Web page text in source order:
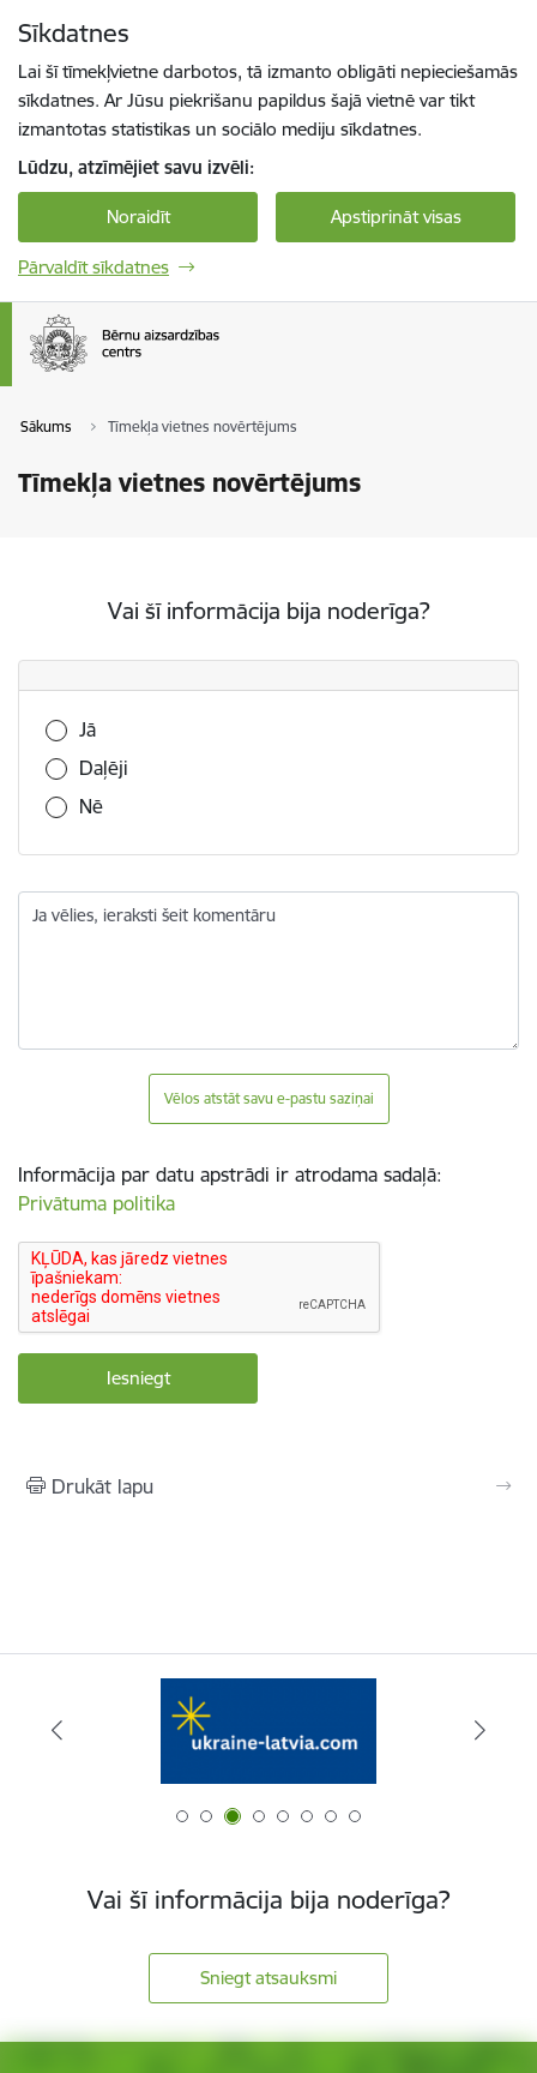
Sīkdatnes
Lai šī tīmekļvietne darbotos, tā izmanto obligāti nepieciešamās
sīkdatnes. Ar Jūsu piekrišanu papildus šajā vietnē var tikt
izmantotas statistikas un sociālo mediju sīkdatnes.
Lūdzu, atzīmējiet savu izvēli:
Noraidīt Apstiprināt visas
Pārvaldīt sīkdatnes
Sākums Tīmekļa vietnes novērtējums
Tīmekļa vietnes novērtējums
Vai šī informācija bija noderīga?
Vai šī informācija bija noderīga?
Jā
Daļēji
Nē
Ja vēlies, ieraksti šeit komentāru
Vēlos atstāt savu e-pastu saziņai
Informācija par datu apstrādi ir atrodama sadaļā:
Privātuma politika
Drukāt lapu
Vai šī informācija bija noderīga?
Sniegt atsauksmi